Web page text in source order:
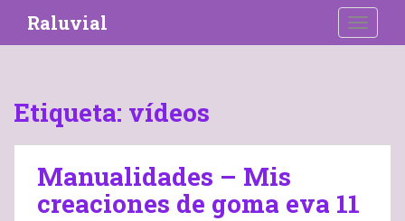
i
Raluvial
Etiqueta: vídeos
Manualidades – Mis
creaciones de goma eva 11